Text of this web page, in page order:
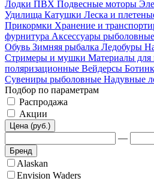
Лодки ПВХ Подвесные моторы
Удилища Катушки Леска и
Прикормки Хранение и
фурнитура Аксессуары рыболовные
Обувь Зимняя рыбалка Ледобуры
Стримеры и мушки Материалы для
поляризационные Вейдерсы
Сувениры рыболовные Надувные
Подбор по параметрам
Распродажа
Акции
Цена (руб.)
—
Бренд
Alaskan
Envision Waders